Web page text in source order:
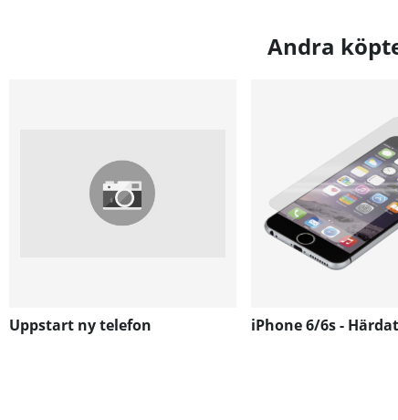
Andra
Uppstart ny telefon iPhone 6/6s -